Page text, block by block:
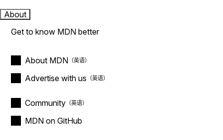
About
Get to know MDN better
About MDN
Advertise with us
Community
MDN on GitHub